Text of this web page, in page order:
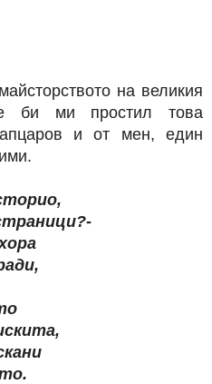
на великия
би ми простил това
и от мен, един